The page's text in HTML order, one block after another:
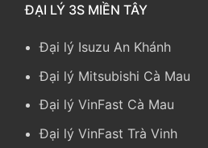
ĐẠI LÝ 3S MIỀN TÂY
Đại lý Isuzu An Khánh
Đại lý Mitsubishi Cà Mau
Đại lý VinFast Cà Mau
Đại lý VinFast Trà Vinh